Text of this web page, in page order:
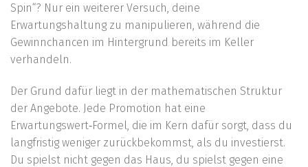
Spin“? Nur ein weiterer Versuch, deine
Erwartungshaltung zu manipulieren, während die
Gewinnchancen im Hintergrund bereits im Keller
verhandeln.
Der Grund dafür liegt in der mathematischen Struktur
der Angebote. Jede Promotion hat eine
Erwartungswert‑Formel, die im Kern dafür sorgt, dass du
langfristig weniger zurückbekommst, als du investierst.
Du spielst nicht gegen das Haus, du spielst gegen eine